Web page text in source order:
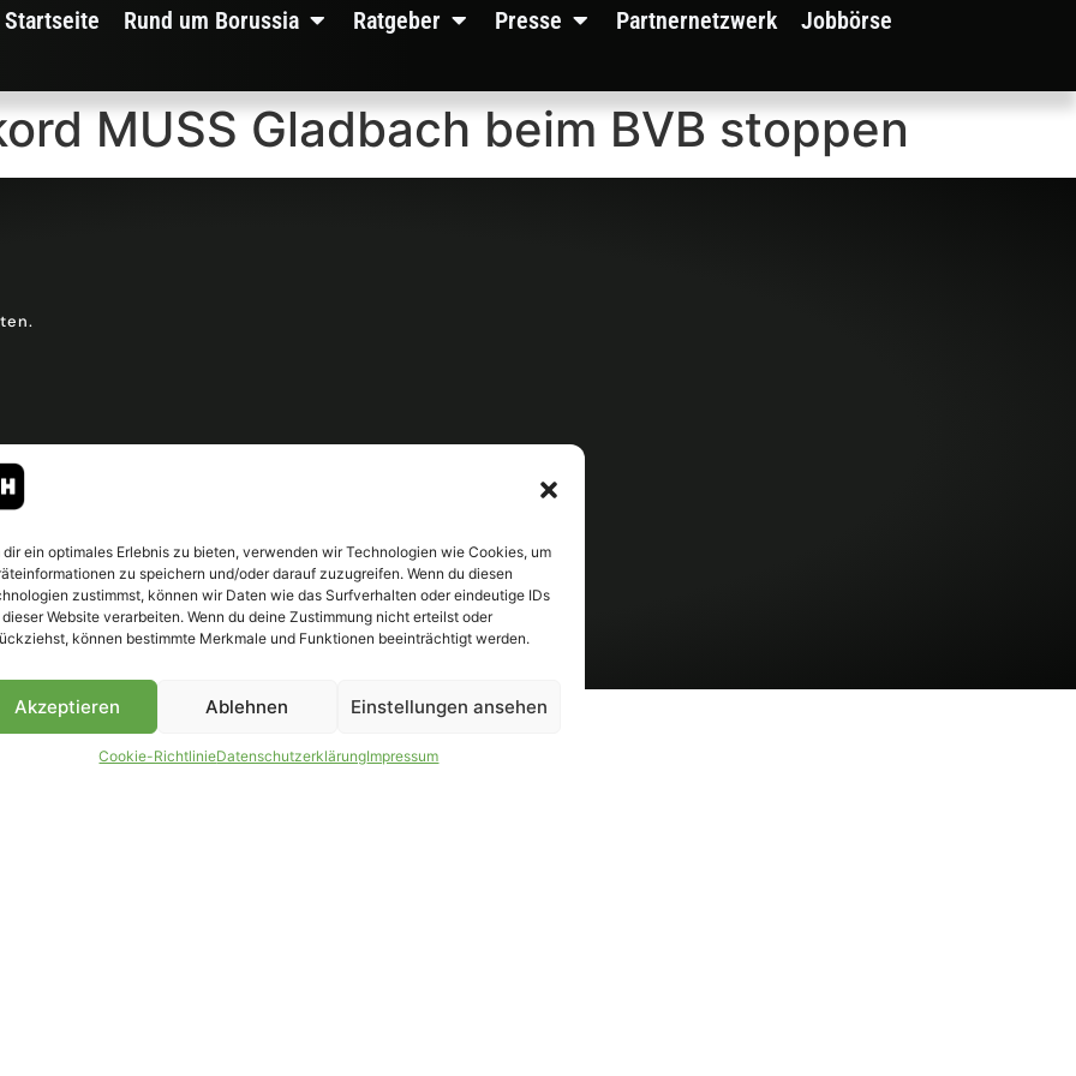
dir ein optimales Erlebnis zu bieten, verwenden wir Technologien wie Cookies, um
zu speichern und/oder darauf zuzugreifen. Wenn du diesen
zustimmst, können wir Daten wie das Surfverhalten oder eindeutige IDs
Website verarbeiten. Wenn du deine Zustimmung nicht erteilst oder
können bestimmte Merkmale und Funktionen beeinträchtigt werden.
Akzeptieren Ablehnen Einstellungen ansehen
Cookie-RichtlinieDatenschutzerklärungImpressum
Startseite Rund um Borussia Ratgeber Presse Partnernetzwerk Jobbörse
MUSS Gladbach beim BVB stoppen